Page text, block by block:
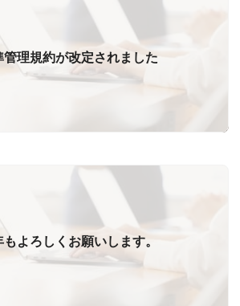
管理規約が改定されました
よろしくお願いします。